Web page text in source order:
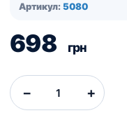
Артикул: 5080
698 грн
− +